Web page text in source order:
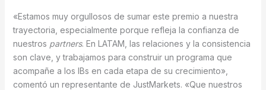
«Estamos muy orgullosos de sumar este premio a nuestra
trayectoria, especialmente porque refleja la confianza de
nuestros partners. En LATAM, las relaciones y la consistencia
son clave, y trabajamos para construir un programa que
acompañe a los IBs en cada etapa de su crecimiento»,
comentó un representante de JustMarkets. «Que nuestros